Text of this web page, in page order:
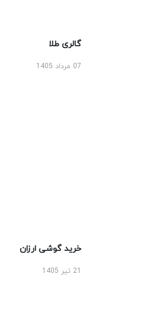
گالری طلا
07 مرداد 1405
خرید گوشی ارزان